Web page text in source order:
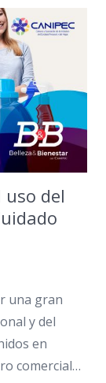
uso del
una gran
y del
en
comercial…